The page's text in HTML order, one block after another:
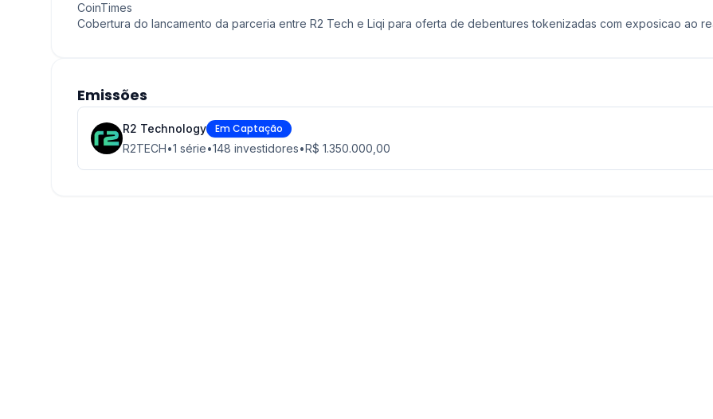
CoinTimes
Cobertura do lancamento da parceria entre R2 Tech e Liqi para oferta de debentures tokenizadas com exposicao ao
Emissões
R2 Technology
Em Captação
R2TECH•1 série•148 investidores•R$ 1.350.000,00